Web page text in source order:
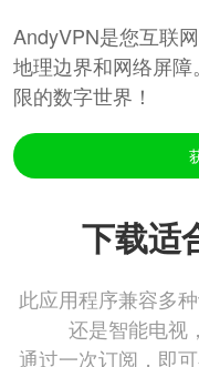
AndyVPN是您互联
地理边界和网络屏
限的数字世界！
下载适
此应用程序兼容多
还是智能电视
通过一次订阅，即